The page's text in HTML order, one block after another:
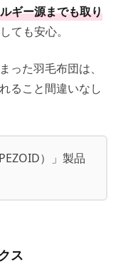
ギー源までも取り
ても安心。
った羽毛布団は、
ること間違いなし
）」製品
ス